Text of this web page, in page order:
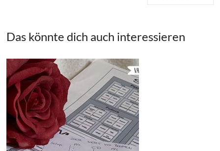
Das könnte dich auch interessieren